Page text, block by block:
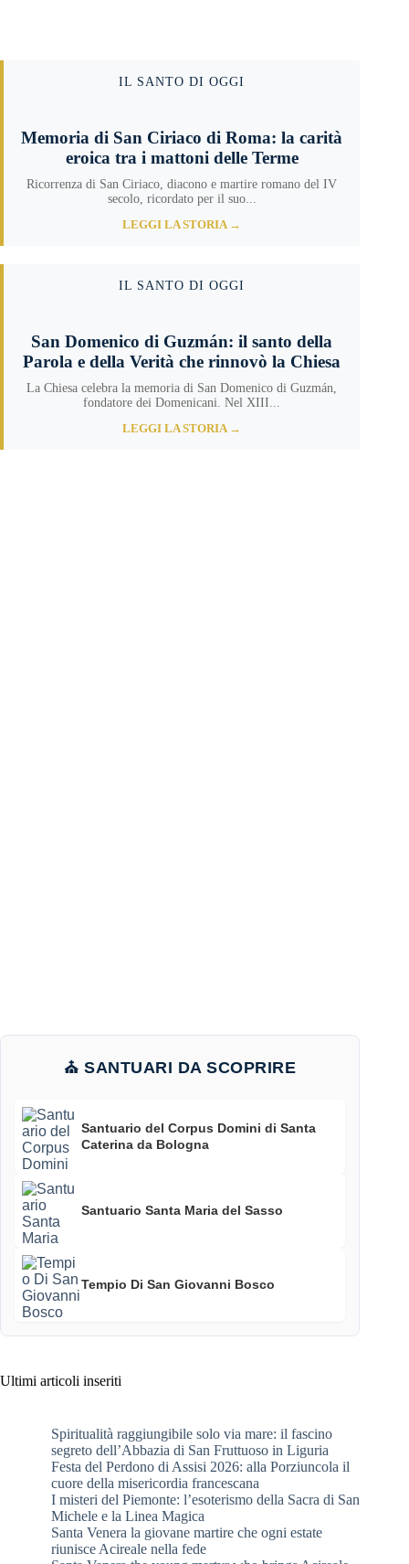
IL SANTO DI OGGI
Memoria di San Ciriaco di Roma: la carità
eroica tra i mattoni delle Terme
Ricorrenza di San Ciriaco, diacono e martire romano del IV
secolo, ricordato per il suo...
LEGGI LA STORIA →
IL SANTO DI OGGI
San Domenico di Guzmán: il santo della
Parola e della Verità che rinnovò la Chiesa
La Chiesa celebra la memoria di San Domenico di Guzmán,
fondatore dei Domenicani. Nel XIII...
LEGGI LA STORIA →
⛪ SANTUARI DA SCOPRIRE
Santuario del Corpus Domini di Santa
Caterina da Bologna
Santuario Santa Maria del Sasso
Tempio Di San Giovanni Bosco
Ultimi articoli inseriti
Spiritualità raggiungibile solo via mare: il fascino
segreto dell’Abbazia di San Fruttuoso in Liguria
Festa del Perdono di Assisi 2026: alla Porziuncola il
cuore della misericordia francescana
I misteri del Piemonte: l’esoterismo della Sacra di San
Michele e la Linea Magica
Santa Venera la giovane martire che ogni estate
riunisce Acireale nella fede